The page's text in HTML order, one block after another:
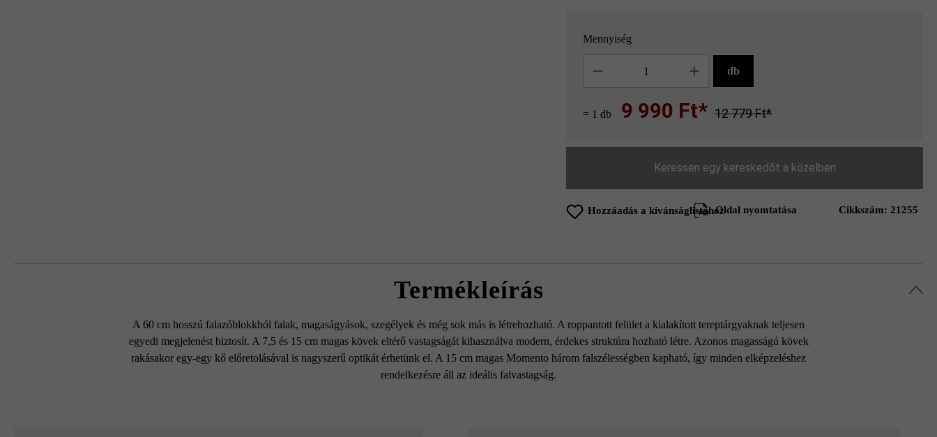
Mennyiség
db
= 1 db 9 990 Ft* 12 779 Ft*
Keressen egy kereskedőt a közelben
Hozzáadás a kívánságlistáhozOldal nyomtatása Cikkszám: 21255
Termékleírás
A 60 cm hosszú falazóblokkból falak, magaságyások, szegélyek és még sok más is létrehozható. A roppantott felület a kialakított tereptárgyaknak teljesen
egyedi megjelenést biztosít. A 7,5 és 15 cm magas kövek eltérő vastagságát kihasználva modern, érdekes struktúra hozható létre. Azonos magasságú kövek
rakásakor egy-egy kő előretolásával is nagyszerű optikát érhetünk el. A 15 cm magas Momento három falszélességben kapható, így minden elképzeléshez
rendelkezésre áll az ideális falvastagság.